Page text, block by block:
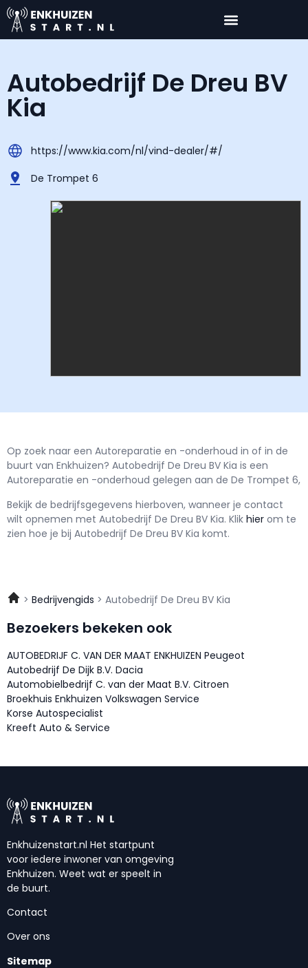
Autobedrijf De Dreu BV
Kia
https://www.kia.com/nl/vind-dealer/#/
De Trompet 6
Op zoek naar een Autoreparatie en -onderhoud in of in de
buurt van Enkhuizen? Autobedrijf De Dreu BV Kia is een
Autoreparatie en -onderhoud gelegen aan de De Trompet 6,
Bekijk de bedrijfsgegevens hierboven, wanneer je contact
wilt opnemen met Autobedrijf De Dreu BV Kia. Klik hier om te
zien hoe je bij Autobedrijf De Dreu BV Kia komt.
Bedrijvengids Autobedrijf De Dreu BV Kia
Bezoekers bekeken ook
AUTOBEDRIJF C. VAN DER MAAT ENKHUIZEN Peugeot
Autobedrijf De Dijk B.V. Dacia
Automobielbedrijf C. van der Maat B.V. Citroen
Broekhuis Enkhuizen Volkswagen Service
Korse Autospecialist
Kreeft Auto & Service
Enkhuizenstart.nl Het startpunt
voor iedere inwoner van omgeving
Enkhuizen. Weet wat er speelt in
de buurt.
Contact
Over ons
Sitemap